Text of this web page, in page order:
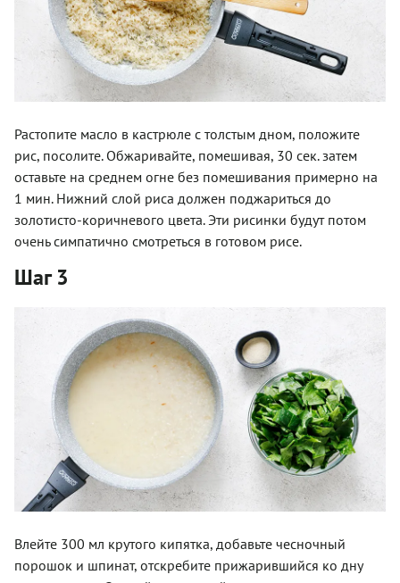
Растопите масло в кастрюле с толстым дном, положите
рис, посолите. Обжаривайте, помешивая, 30 сек. затем
оставьте на среднем огне без помешивания примерно на
1 мин. Нижний слой риса должен поджариться до
золотисто-коричневого цвета. Эти рисинки будут потом
очень симпатично смотреться в готовом рисе.
Шаг 3
Влейте 300 мл крутого кипятка, добавьте чесночный
порошок и шпинат, отскребите прижарившийся ко дну